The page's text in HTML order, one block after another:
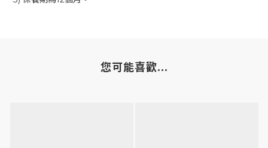
您可能喜歡...